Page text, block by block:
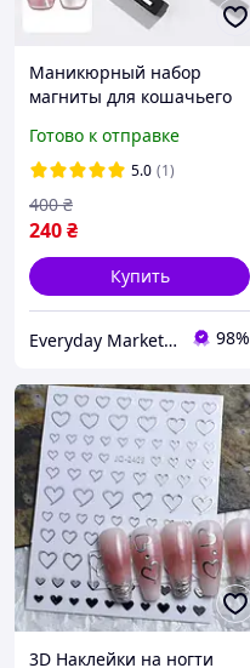
Маникюрный набор
магниты для кошачьего
магнитами
Готово к отправке
5.0 (1)
240₴
400 ₴
Купить
Everyday Market 0965612251 98%
3D Наклейки на ногти